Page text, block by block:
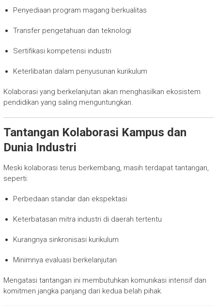
Penyediaan program magang berkualitas
Transfer pengetahuan dan teknologi
Sertifikasi kompetensi industri
Keterlibatan dalam penyusunan kurikulum
Kolaborasi yang berkelanjutan akan menghasilkan ekosistem
pendidikan yang saling menguntungkan.
Tantangan Kolaborasi Kampus dan
Dunia Industri
Meski kolaborasi terus berkembang, masih terdapat tantangan,
seperti:
Perbedaan standar dan ekspektasi
Keterbatasan mitra industri di daerah tertentu
Kurangnya sinkronisasi kurikulum
Minimnya evaluasi berkelanjutan
Mengatasi tantangan ini membutuhkan komunikasi intensif dan
komitmen jangka panjang dari kedua belah pihak.